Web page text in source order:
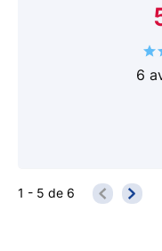
6
1 - 5 de 6